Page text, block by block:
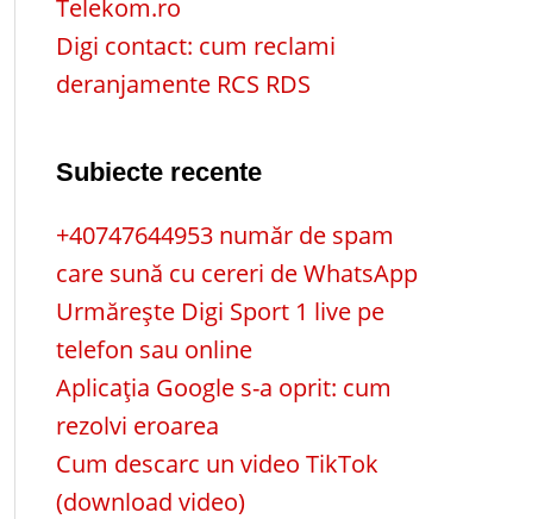
Telekom.ro
Digi contact: cum reclami
deranjamente RCS RDS
Subiecte recente
+40747644953 număr de spam
care sună cu cereri de WhatsApp
Urmărește Digi Sport 1 live pe
telefon sau online
Aplicația Google s-a oprit: cum
rezolvi eroarea
Cum descarc un video TikTok
(download video)